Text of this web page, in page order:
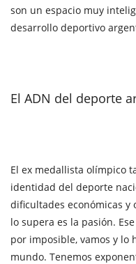
son un espacio muy
desarrollo deportivo
El ADN del deporte
El ex medallista olímpico
identidad del deporte
dificultades económicas y
lo supera es la pasión.
por imposible, vamos y lo
mundo. Tenemos